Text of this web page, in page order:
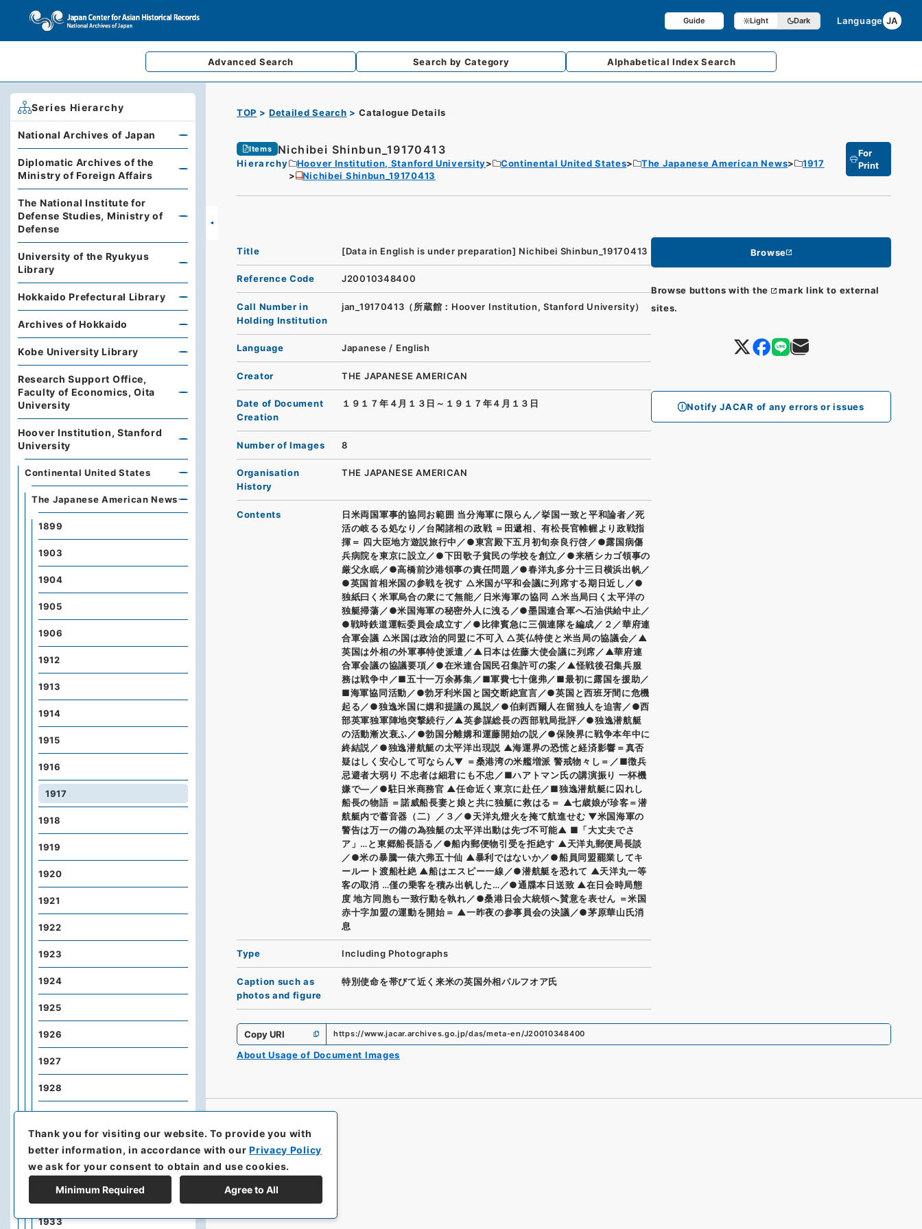
Guide Light Dark Language JA
Advanced Search Search by Category AlphabeticalIndex Search
TOP Detailed Search Catalogue Details
Items Nichibei Shinbun_19170413
Hierarchy Hoover Institution, Stanford University Continental United States The Japanese American News
1917
Nichibei Shinbun_19170413
For
Print
Browse
Browse buttons with the
mark link to external
sites.
Notify JACAR of any errors or issues
Title [Data in English is under preparation] Nichibei Shinbun_19170413
Reference Code J20010348400
Call Number in
Holding Institution
jan_19170413（所蔵館：Hoover Institution, Stanford University）
Language Japanese / English
Creator THE JAPANESE AMERICAN
Date of Document
Creation
１９１７年４月１３日～１９１７年４月１３日
Number of Images 8
Organisation
History
THE JAPANESE AMERICAN
Contents
日米両国軍事的協同お範囲 当分海軍に限らん／挙国一致と平和論者／死
活の岐るる処なり／台閣諸相の政戦 ＝田遞相、有松長官帷幄より政戦指
揮＝ 四大臣地方遊説旅行中／●東宮殿下五月初旬奈良行啓／●露国病傷
兵病院を東京に設立／●下田歌子貧民の学校を創立／●来栖シカゴ領事の
厳父永眠／●高橋前沙港領事の責任問題／●春洋丸多分十三日横浜出帆／
●英国首相米国の参戦を祝す △米国が平和会議に列席する期日近し／●
独紙曰く米軍烏合の衆にて無能／日米海軍の協同 △米当局曰く太平洋の
独艇掃蕩／●米国海軍の秘密外人に洩る／●墨国連合軍へ石油供給中止／
●戦時鉄道運転委員会成立す／●比律賓急に三個連隊を編成／２／華府連
合軍会議 △米国は政治的同盟に不可入 △英仏特使と米当局の協議会／▲
英国は外相の外軍事特使派遣／▲日本は佐藤大使会議に列席／▲華府連
合軍会議の協議要項／●在米連合国民召集許可の案／▲怪戦後召集兵服
務は戦争中／■五十一万余募集／■軍費七十億弗／■最初に露国を援助／
■海軍協同活動／●勃牙利米国と国交断絶宣言／●英国と西班牙間に危機
起る／●独逸米国に媾和提議の風説／●伯剌西爾人在留独人を迫害／●西
部英軍独軍陣地突撃続行／▲英参謀総長の西部戦局批評／●独逸潜航艇
の活動漸次衰ふ／●勃国分離媾和運藤開始の説／●保険界に戦争本年中に
終結説／●独逸潜航艇の太平洋出現説 ▲海運界の恐慌と経済影響＝真否
疑はしく安心して可ならん▼ ＝桑港湾の米艦増派 警戒物々し＝／■徴兵
忌避者大弱り 不忠者は細君にも不忠／■ハアトマン氏の講演振り 一杯機
嫌で―／●駐日米商務官 ▲任命近く東京に赴任／■独逸潜航艇に囚れし
船長の物語 ＝諾威船長妻と娘と共に独艇に救はる＝ ▲七歳娘が珍客＝潜
航艇内で蓄音器（二）／３／●天洋丸燈火を掩て航進せむ ▼米国海軍の
警告は万一の備の為独艇の太平洋出動は先づ不可能▲ ■「大丈夫でさ
ア」…と東郷船長語る／●船内郵便物引受を拒絶す ▲天洋丸郵便局長談
／●米の暴騰一俵六弗五十仙 ▲暴利ではないか／●船員同盟罷業してキ
ールート渡船杜絶 ▲船はエスピー一線／●潜航艇を恐れて ▲天洋丸一等
客の取消 …僅の乗客を積み出帆した…／●通牒本日送致 ▲在日会時局態
度 地方同胞も一致行動を執れ／●桑港日会大統領へ賛意を表せん ＝米国
赤十字加盟の運動を開始＝ ▲一昨夜の参事員会の決議／●茅原華山氏消
息
Type Including Photographs
Caption such as
photos and figure
特別使命を帯びて近く来米の英国外相パルフオア氏
Copy URI https://www.jacar.archives.go.jp/das/meta-en/J20010348400
About Usage of Document Images
Series Hierarchy
National Archives of Japan
Diplomatic Archives of the
Ministry of Foreign Affairs
The National Institute for
Defense Studies, Ministry of
Defense
University of the Ryukyus
Library
Hokkaido Prefectural Library
Archives of Hokkaido
Kobe University Library
Research Support Office,
Faculty of Economics, Oita
University
Hoover Institution, Stanford
University
Continental United States
The Japanese American News
1899
1903
1904
1905
1906
1912
1913
1914
1915
1916
1917
1918
1919
1920
1921
1922
1923
1924
1925
1926
1927
1928
1929
1931
1932
1933
Thank you for visiting our website.To provide you with
better information, in accordance with ourPrivacy Policy
we ask for your consent to obtain and use cookies.
Minimum Required Agree to All